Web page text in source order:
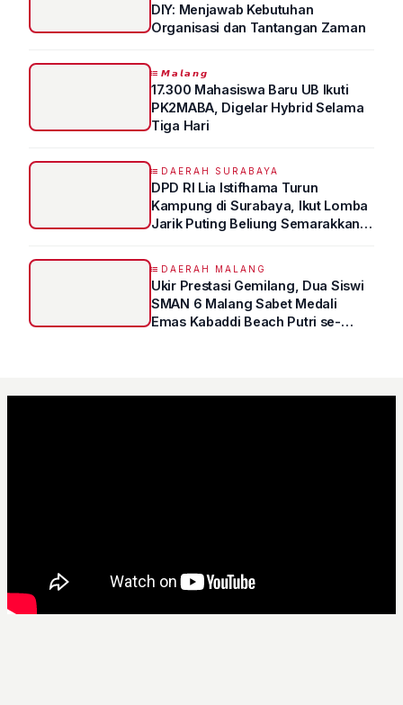
DIY: Menjawab Kebutuhan
Organisasi dan Tantangan Zaman
𝙈𝙖𝙡𝙖𝙣𝙜
17.300 Mahasiswa Baru UB Ikuti
PK2MABA, Digelar Hybrid Selama
Tiga Hari
DAERAH SURABAYA
DPD RI Lia Istifhama Turun
Kampung di Surabaya, Ikut Lomba
Jarik Puting Beliung Semarakkan
DAERAH MALANG
Ukir Prestasi Gemilang, Dua Siswi
SMAN 6 Malang Sabet Medali
Emas Kabaddi Beach Putri se-